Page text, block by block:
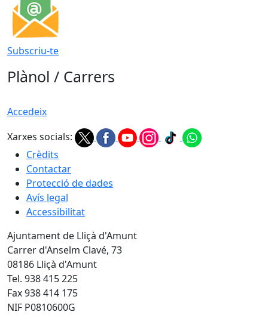
Subscriu-te
Plànol / Carrers
Accedeix
Xarxes socials:
Crèdits
Contactar
Protecció de dades
Avís legal
Accessibilitat
Ajuntament de Lliçà d'Amunt
Carrer d'Anselm Clavé, 73
08186 Lliçà d'Amunt
Tel. 938 415 225
Fax 938 414 175
NIF P0810600G